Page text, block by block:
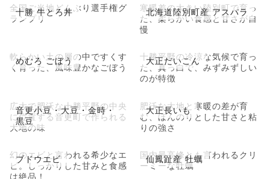
十勝 牛とろ丼
全国ご当地どんぶり選手権グ
ランプリ
北海道陸別町産 アスパラ
寒暖差の大きい陸別町で育っ
た、柔らかい食感と甘さが自
慢
めむろ ごぼう
軟らかい土の層の中ですくす
く育った、風味豊かなごぼう
大正だいこん
十勝平野の冷涼な気候で育っ
た、真っ白で、みずみずしい
のが特徴
音更小豆・大豆・金時・
黒豆
広大で肥沃な十勝平野の中央
に位置する音更町で作られる
大地の味
大正長いも
肥沃な大地と寒暖の差が育
む、ほんのりとした甘さと粘
りの強さ
ブドウエビ
幻のエビと言われる希少なエ
ビ。しっかりした甘みと食感
は絶品！
仙鳳趾産 牡蠣
国内最高峰とも言われるクリ
ーミーな牡蠣